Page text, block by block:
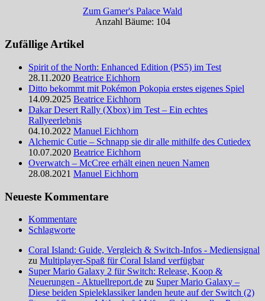
Zum Gamer's Palace Wald
Anzahl Bäume: 104
Zufällige Artikel
Spirit of the North: Enhanced Edition (PS5) im Test
28.11.2020 Beatrice Eichhorn
Ditto bekommt mit Pokémon Pokopia erstes eigenes Spiel
14.09.2025 Beatrice Eichhorn
Dakar Desert Rally (Xbox) im Test – Ein echtes
Rallyeerlebnis
04.10.2022 Manuel Eichhorn
Alchemic Cutie – Schnapp sie dir alle mithilfe des Cutiedex
10.07.2020 Beatrice Eichhorn
Overwatch – McCree erhält einen neuen Namen
28.08.2021 Manuel Eichhorn
Neueste Kommentare
Kommentare
Schlagworte
Coral Island: Guide, Vergleich & Switch-Infos - Mediensignal
zu Multiplayer-Spaß für Coral Island verfügbar
Super Mario Galaxy 2 für Switch: Release, Koop &
Neuerungen - Aktuellreport.de zu Super Mario Galaxy –
Diese beiden Spieleklassiker landen heute auf der Switch (2)